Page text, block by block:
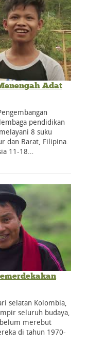
Adat
pendidikan
8 suku
dan Barat, Filipina.
11-18…
selatan Kolombia,
seluruh budaya,
merebut
di tahun 1970-